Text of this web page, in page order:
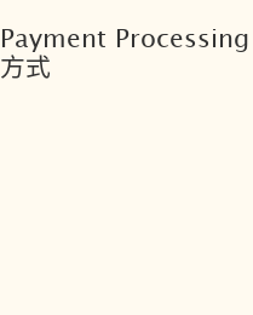
Payment
方式